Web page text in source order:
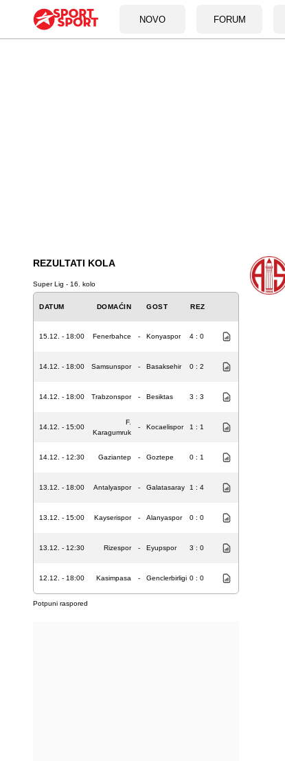
NOVO FORUM
REZULTATI KOLA
Super Lig - 16. kolo
DATUM DOMAĆIN GOST REZ
15.12. - 18:00 Fenerbahce - Konyaspor 4 : 0
14.12. - 18:00 Samsunspor - Basaksehir 0 : 2
14.12. - 18:00 Trabzonspor - Besiktas 3 : 3
14.12. - 15:00
F.
Karagumruk
- Kocaelispor 1 : 1
14.12. - 12:30 Gaziantep - Goztepe 0 : 1
13.12. - 18:00 Antalyaspor - Galatasaray 1 : 4
13.12. - 15:00 Kayserispor - Alanyaspor 0 : 0
13.12. - 12:30 Rizespor - Eyupspor 3 : 0
12.12. - 18:00 Kasimpasa - Genclerbirligi 0 : 0
Potpuni raspored